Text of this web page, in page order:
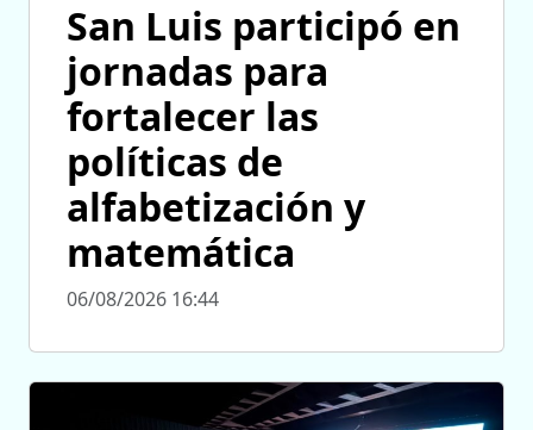
San Luis participó en
jornadas para
fortalecer las
políticas de
alfabetización y
matemática
06/08/2026 16:44